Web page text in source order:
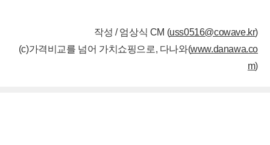
작성 / 엄상식 CM (uss0516@cowave.kr)
(c)가격비교를 넘어 가치쇼핑으로, 다나와(www.danawa.co
m)